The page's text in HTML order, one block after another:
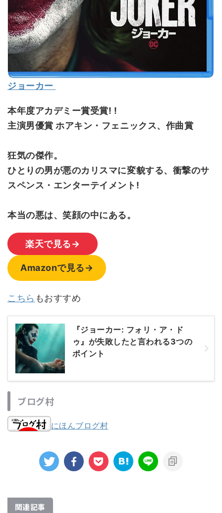
ジョーカー
本年度アカデミー賞受賞! !
主演男優賞 ホアキン・フェニックス、作曲賞
狂気の傑作。
ひとりの男が悪のカリスマに変貌する、衝撃のサ
スペンス・エンターテイメント!
本当の悪は、笑顔の中にある。
楽天で見る→
Amazonで見る→
こちら もおすすめ
『ジョーカー: フォリ・ア・ド
ゥ』が失敗したと言われる3つの
ポイント
ブログ村
にほんブログ村
関連記事